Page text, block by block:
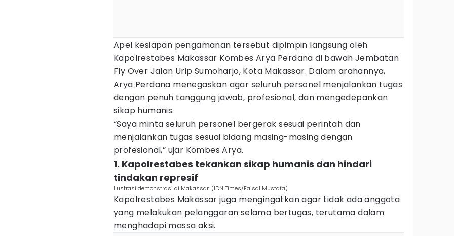
Apel kesiapan pengamanan tersebut dipimpin langsung oleh
Kapolrestabes Makassar Kombes Arya Perdana di bawah Jembatan
Fly Over Jalan Urip Sumoharjo, Kota Makassar. Dalam arahannya,
Arya Perdana menegaskan agar seluruh personel menjalankan tugas
dengan penuh tanggung jawab, profesional, dan mengedepankan
sikap humanis.
“Saya minta seluruh personel bergerak sesuai perintah dan
menjalankan tugas sesuai bidang masing-masing dengan
profesional,” ujar Kombes Arya.
1. Kapolrestabes tekankan sikap humanis dan hindari
tindakan represif
Ilustrasi demonstrasi di Makassar. (IDN Times/Faisal Mustafa)
Kapolrestabes Makassar juga mengingatkan agar tidak ada anggota
yang melakukan pelanggaran selama bertugas, terutama dalam
menghadapi massa aksi.